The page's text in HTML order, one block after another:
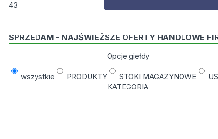
43
SPRZEDAM - NAJŚWIEŻSZE OFERTY HANDLOWE
Opcje giełdy
wszystkie PRODUKTY STOKI MAGAZYNOWE
KATEGORIA